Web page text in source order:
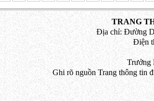
TRANG
Địa chỉ: Đường
Điện
Trưởng
Ghi rõ nguồn Trang thông tin